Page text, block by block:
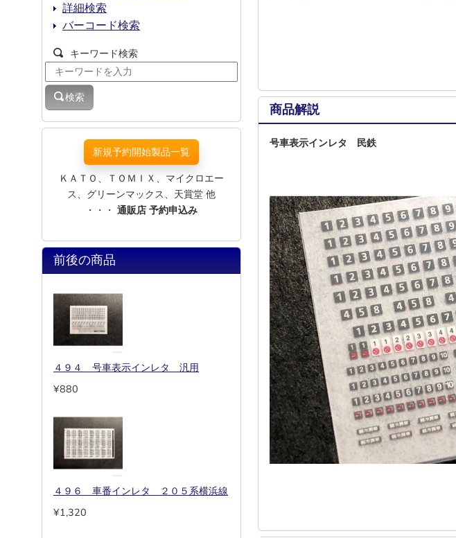
商品解説
号車表示インレタ 民鉄
詳細検索
バーコード検索
キーワード検索
検索
新規予約開始製品一覧
ＫＡＴＯ、ＴＯＭＩＸ、マイクロエー
ス、グリーンマックス、天賞堂 他
・・・ 通販店 予約申込み
前後の商品
４９４ 号車表示インレタ 汎用
¥880
４９６ 車番インレタ ２０５系横浜線
¥1,320